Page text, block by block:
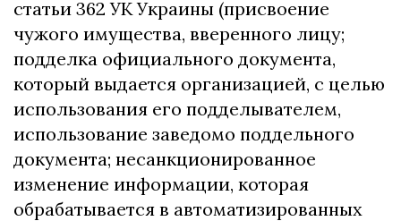
статьи 362 УК Украины (присвоение
чужого имущества, вверенного лицу;
подделка официального документа,
который выдается организацией, с целью
использования его подделывателем,
использование заведомо поддельного
документа; несанкционированное
изменение информации, которая
обрабатывается в автоматизированных